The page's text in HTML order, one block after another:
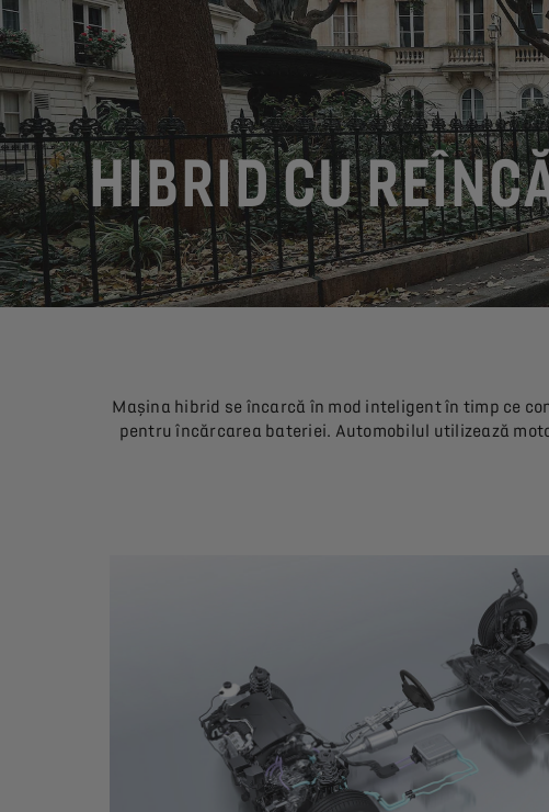
HIBRID CU
Mașina hibrid se încarcă în mod inteligent în timp ce
pentru încărcarea bateriei. Automobilul utilizează